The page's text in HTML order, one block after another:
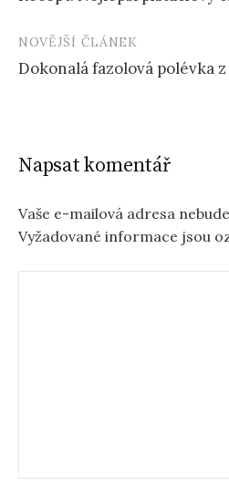
navigation
NOVĚJŠÍ ČLÁNEK
Dokonalá fazolová polévka
Napsat komentář
Vaše e-mailová adresa
Vyžadované informace jsou